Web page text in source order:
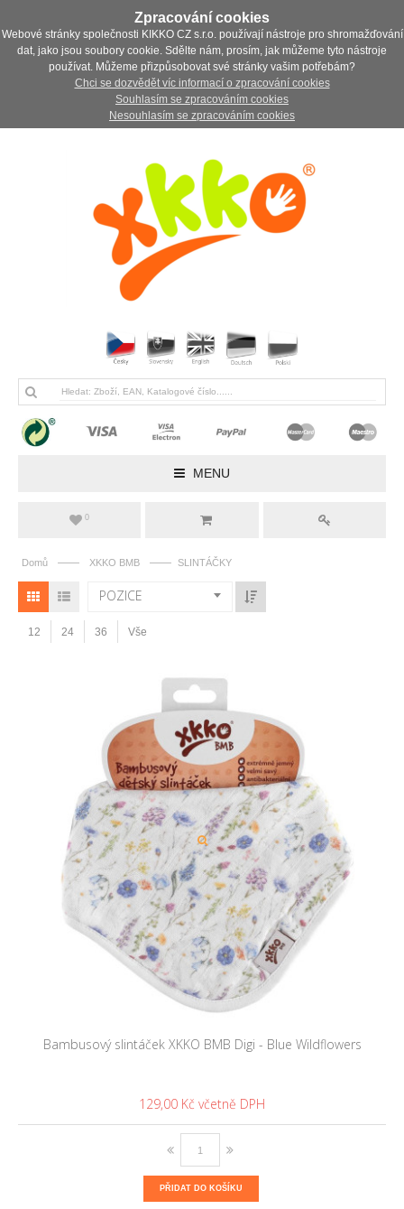
Zpracování cookies
Webové stránky společnosti KIKKO CZ s.r.o. používají nástroje pro shromažďování
dat, jako jsou soubory cookie. Sdělte nám, prosím, jak můžeme tyto nástroje
používat. Můžeme přizpůsobovat své stránky vašim potřebám?
Chci se dozvědět víc informací o zpracování cookies
Souhlasím se zpracováním cookies
Nesouhlasím se zpracováním cookies
MENU
0
Domů —— XKKO BMB —— SLINTÁČKY
POZICE
12 24 36 Vše
Bambusový slintáček XKKO BMB Digi - Blue Wildflowers
129,00 Kč
PŘIDAT DO KOŠÍKU